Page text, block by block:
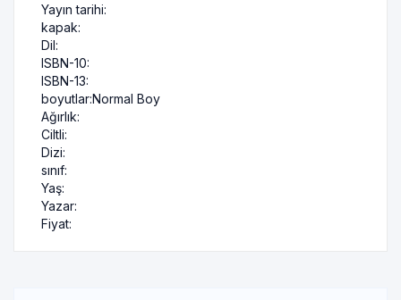
Yayın tarihi:
kapak:
Dil:
ISBN-10:
ISBN-13:
boyutlar:Normal Boy
Ağırlık:
Ciltli:
Dizi:
sınıf:
Yaş:
Yazar:
Fiyat: